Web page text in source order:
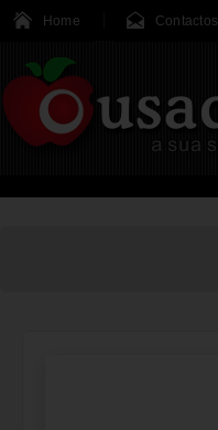
Home Contactos